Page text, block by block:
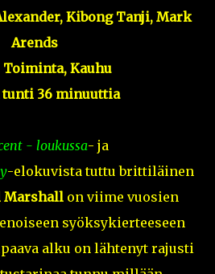
Kibong Tanji, Mark
Arends
Toiminta, Kauhu
tunti 36 minuuttia
- loukussa- ja
-elokuvista tuttu brittiläinen
Marshall on viime vuosien
syöksykierteeseen
alku on lähtenyt rajusti